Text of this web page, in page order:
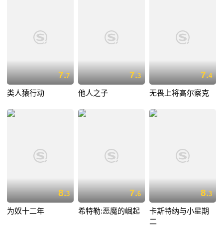
7.7
类人猿行动
7.3
他人之子
7.4
无畏上将高尔察克
8.3
为奴十二年
7.6
希特勒:恶魔的崛起
8.3
卡斯特纳与小星期
二